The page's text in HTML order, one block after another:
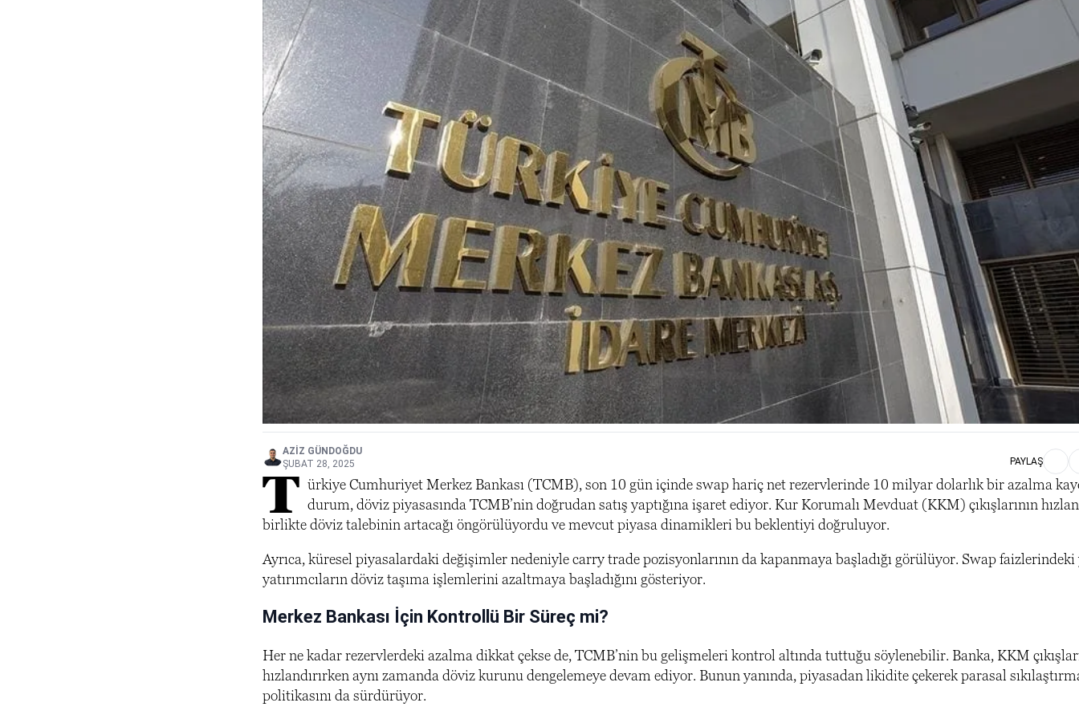
AZIZ GÜNDOĞDU
ŞUBAT 28, 2025
PAYLAŞ
T ürkiye Cumhuriyet Merkez Bankası (TCMB), son 10 gün içinde swap hariç net rezervlerinde 10 milyar dolarlık bir azalma
durum, döviz piyasasında TCMB’nin doğrudan satış yaptığına işaret ediyor. Kur Korumalı Mevduat (KKM) çıkışlarının
birlikte döviz talebinin artacağı öngörülüyordu ve mevcut piyasa dinamikleri bu beklentiyi doğruluyor.
Ayrıca, küresel piyasalardaki değişimler nedeniyle carry trade pozisyonlarının da kapanmaya başladığı görülüyor. Swap
yatırımcıların döviz taşıma işlemlerini azaltmaya başladığını gösteriyor.
Merkez Bankası İçin Kontrollü Bir Süreç mi?
Her ne kadar rezervlerdeki azalma dikkat çekse de, TCMB’nin bu gelişmeleri kontrol altında tuttuğu söylenebilir. Banka, KKM
hızlandırırken aynı zamanda döviz kurunu dengelemeye devam ediyor. Bunun yanında, piyasadan likidite çekerek parasal
politikasını da sürdürüyor.